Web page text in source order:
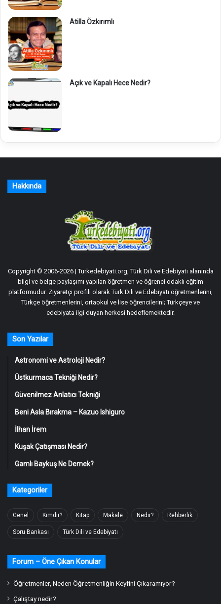
Atilla Özkırımlı
Açık ve Kapalı Hece Nedir?
Hakkında
Copyright © 2006-2026 | Turkedebiyati.org, Türk Dili ve Edebiyatı alanında
bilgi ve belge paylaşımı yapılan öğretmen ve öğrenci odaklı eğitim
platformudur. Ziyaretçi profili olarak Türk Dili ve Edebiyatı öğretmenlerini,
Türkçe öğretmenlerini, ortaokul ve lise öğrencilerini; Türkçeye ve
edebiyata ilgi duyan herkesi hedeflemektedir.
Son Yazılar
Astronomi ve Astroloji Nedir?
Üstkurmaca Tekniği Nedir?
Güvenilmez Anlatıcı Tekniği
Beni Asla Bırakma – Kazuo Ishiguro
İlhan İrem
Kuşak Çatışması Nedir?
Gamlı Baykuş Ne Demek?
Kategoriler
Genel Kimdir? Kitap Makale Nedir? Rehberlik
Soru Bankası Türk Dili ve Edebiyatı
Forum – Öne Çıkan Konular
Öğretmenler, Neden Öğretmenliğin Keyfini Çıkaramıyor?
Çalıştay nedir?